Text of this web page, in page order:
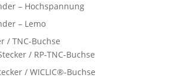
– Hochspannung
– Lemo
/ TNC-Buchse
/ RP-TNC-Buchse
/ WICLIC®-Buchse